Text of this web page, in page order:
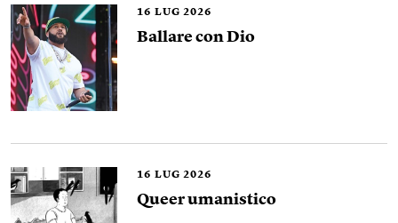
16 LUG 2026
Ballare con Dio
16 LUG 2026
Queer umanistico